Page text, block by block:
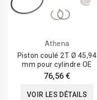
Athena
Piston coulé 2T Ø 45,94
mm pour cylindre OE
76,56 €
VOIR LES DÉTAILS